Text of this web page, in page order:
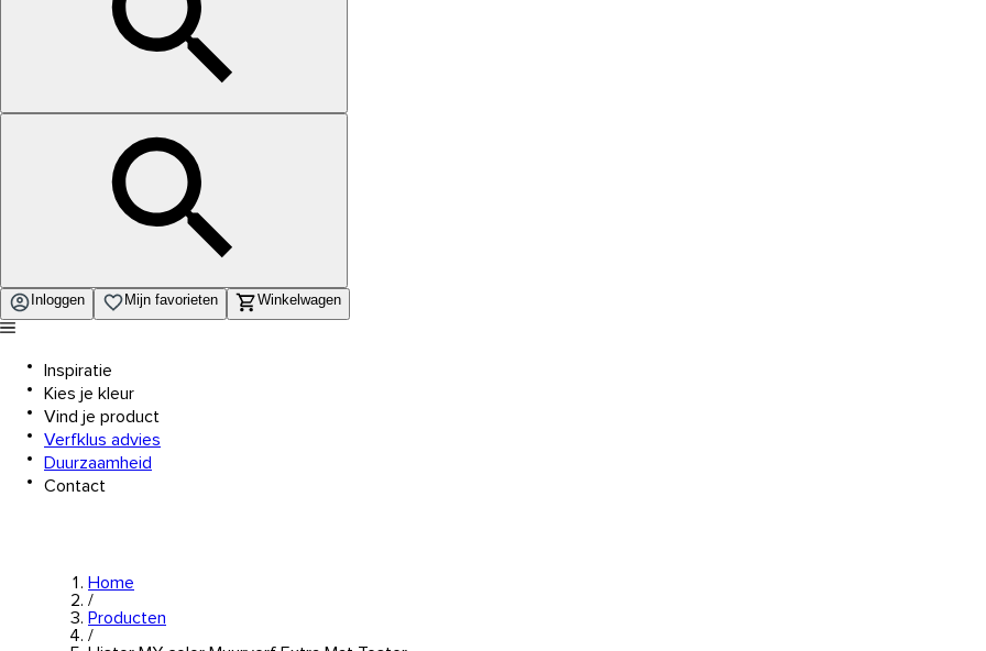
Inloggen Mijn favorieten Winkelwagen
Inspiratie
Kies je kleur
Vind je product
Verfklus advies
Duurzaamheid
Contact
Home
/
Producten
/